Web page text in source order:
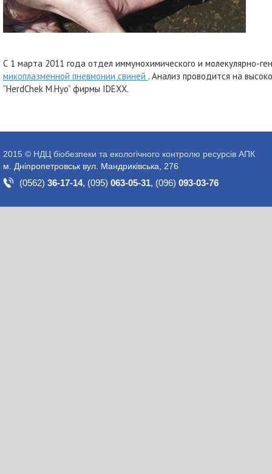
С 1 марта 2011 года отдел иммунохимического и молекулярно-
микоплазменной пневмонии свиней . Анализ проводится на
“HerdChek M.Hyo” фирмы IDEXX.
2015 © НДЦ біобезпеки та екологічного контролю ресурсів АПК
м. Дніпропетровськ вул. Мандриківська, 276
(0562) 36-17-14, (095) 063-05-31, (096) 093-03-76